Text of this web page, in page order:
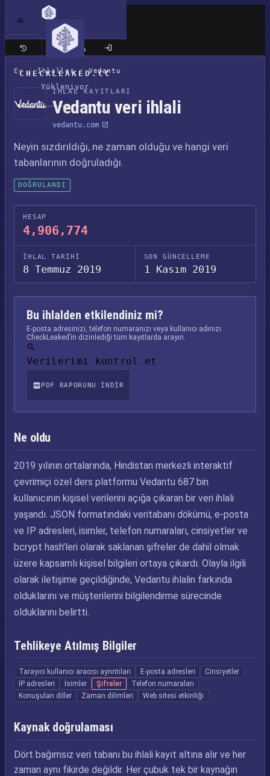
CHECKLEAKED.CC
Yükleniyor
Klasik site
Ev / İhlaller / Vedantu
İHLAL KAYITLARI
Vedantu veri ihlali
vedantu.com
Neyin sızdırıldığı, ne zaman olduğu ve hangi veri
tabanlarının doğruladığı.
DOĞRULANDI
HESAP
4,906,774
İHLAL TARIHI
8 Temmuz 2019
SON GÜNCELLEME
1 Kasım 2019
Bu ihlalden etkilendiniz mi?
E-posta adresinizi, telefon numaranızı veya kullanıcı adınızı
CheckLeaked’in dizinlediği tüm kayıtlarda arayın.
Verilerimi kontrol et
PDF RAPORUNU INDIR
Ne oldu
2019 yılının ortalarında, Hindistan merkezli interaktif
çevrimiçi özel ders platformu Vedantu 687 bin
kullanıcının kişisel verilerini açığa çıkaran bir veri ihlali
yaşandı. JSON formatındaki veritabanı dökümü, e-posta
ve IP adresleri, isimler, telefon numaraları, cinsiyetler ve
bcrypt hash'leri olarak saklanan şifreler de dahil olmak
üzere kapsamlı kişisel bilgileri ortaya çıkardı. Olayla ilgili
olarak iletişime geçildiğinde, Vedantu ihlalin farkında
olduklarını ve müşterilerini bilgilendirme sürecinde
olduklarını belirtti.
Tehlikeye Atılmış Bilgiler
Tarayıcı kullanıcı aracısı ayrıntıları E-posta adresleri
Cinsiyetler
IP adresleri
İsimler Şifreler
Telefon numaraları
Konuşulan diller
Zaman dilimleri Web sitesi etkinliği
Kaynak doğrulaması
Dört bağımsız veri tabanı bu ihlali kayıt altına alır ve her
zaman aynı fikirde değildir. Her çubuk tek bir kaynağın